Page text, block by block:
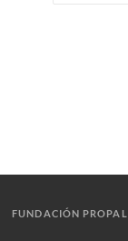
FUNDACIÓN